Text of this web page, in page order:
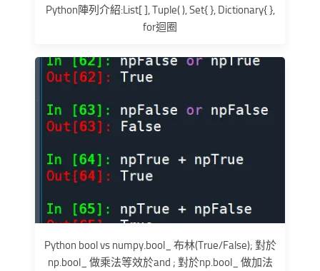
Python陣列介紹:List[ ], Tuple( ), Set{ }, Dictionary{ },
for迴圈
Python bool vs numpy.bool_ 布林(True/False); 對於
np.bool_ 做乘法等效於and ; 對於np.bool_ 做加法